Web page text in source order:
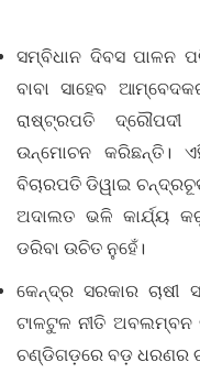
ସମ୍ବିଧାନ ଦିବସ ପାଳନ
ବାବା ସାହେବ
ରାଷ୍ଟ୍ରପତି
ଉନ୍ମୋଚନ କରିଛନ୍ତି।
ବିଚାରପତି ଡିୱାଇ
ଅଦାଲତ ଭଳି କାର୍ଯ୍ୟ
ଡରିବା ଉଚିତ ନୁହେଁ।
କେନ୍ଦ୍ର ସରକାର ଚାଷୀ
ଟାଳଟୁଳ ନୀତି ଅବଲମ୍ବନ
ଚଣ୍ଡିଗଡ଼ରେ ବଡ଼ ଧରଣର